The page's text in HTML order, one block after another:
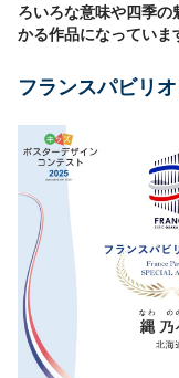
ろいろな意味や四季
かる作品になっていま
フランスパビリ